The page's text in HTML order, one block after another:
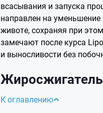
всасывания и запуска
направлен на
животе, сохраняя при
замечают после курса
и выносливости без
К оглавлению